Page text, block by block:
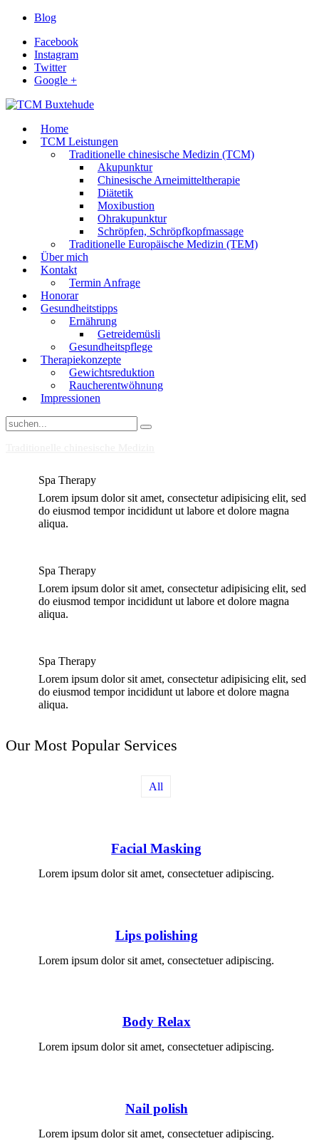
Blog
Facebook
Instagram
Twitter
Google +
Home
TCM Leistungen
Traditionelle chinesische Medizin (TCM)
Akupunktur
Chinesische Arneimitteltherapie
Diätetik
Moxibustion
Ohrakupunktur
Schröpfen, Schröpfkopfmassage
Traditionelle Europäische Medizin (TEM)
Über mich
Kontakt
Termin Anfrage
Honorar
Gesundheitstipps
Ernährung
Getreidemüsli
Gesundheitspflege
Therapiekonzepte
Gewichtsreduktion
Raucherentwöhnung
Impressionen
Spa Therapy
Lorem ipsum dolor sit amet, consectetur adipisicing elit, sed
do eiusmod tempor incididunt ut labore et dolore magna
aliqua.
Spa Therapy
Lorem ipsum dolor sit amet, consectetur adipisicing elit, sed
do eiusmod tempor incididunt ut labore et dolore magna
aliqua.
Spa Therapy
Lorem ipsum dolor sit amet, consectetur adipisicing elit, sed
do eiusmod tempor incididunt ut labore et dolore magna
aliqua.
Our Most Popular Services
All
Facial Masking
Lorem ipsum dolor sit amet, consectetuer adipiscing.
Lips polishing
Lorem ipsum dolor sit amet, consectetuer adipiscing.
Body Relax
Lorem ipsum dolor sit amet, consectetuer adipiscing.
Nail polish
Lorem ipsum dolor sit amet, consectetuer adipiscing.